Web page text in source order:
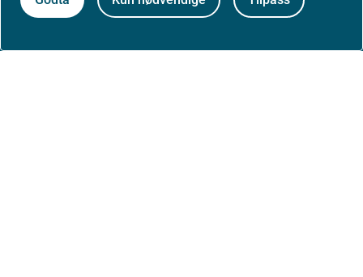
Om nettstedet
Personvernerklæring